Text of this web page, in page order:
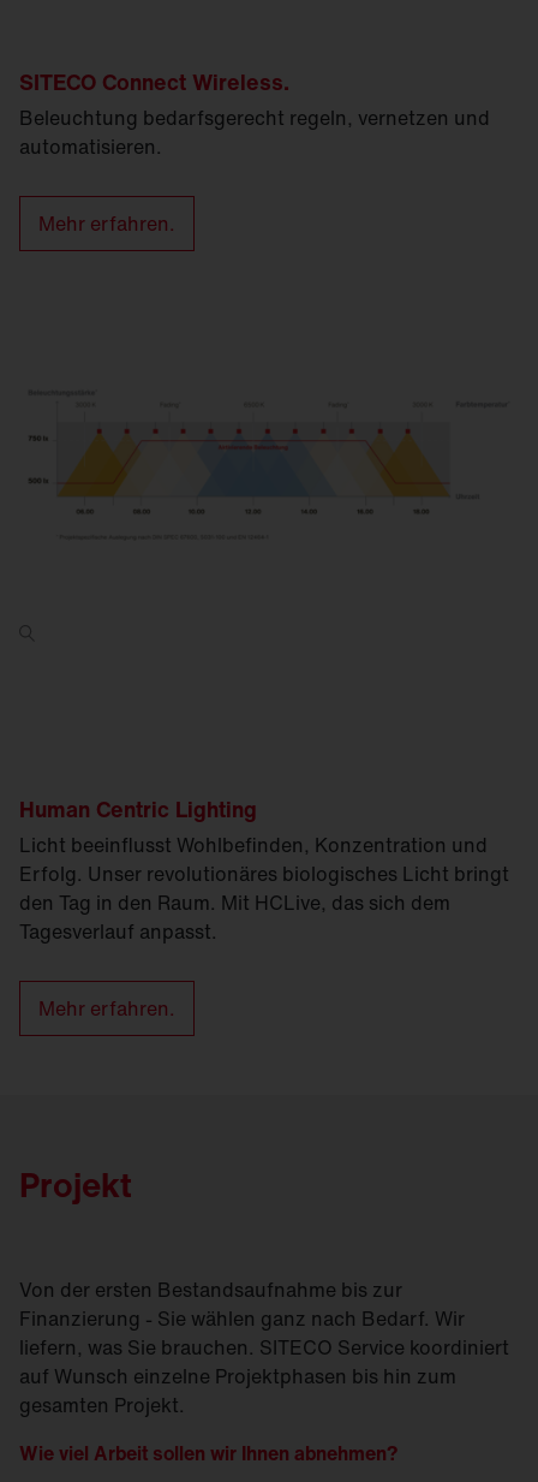
SITECO Connect Wireless.
Beleuchtung bedarfsgerecht regeln, vernetzen und
automatisieren.
Mehr erfahren.
Human Centric Lighting
Licht beeinflusst Wohlbefinden, Konzentration und
Erfolg. Unser revolutionäres biologisches Licht bringt
den Tag in den Raum. Mit HCLive, das sich dem
Tagesverlauf anpasst.
Mehr erfahren.
Projekt
Von der ersten Bestandsaufnahme bis zur
Finanzierung - Sie wählen ganz nach Bedarf. Wir
liefern, was Sie brauchen. SITECO Service koordiniert
auf Wunsch einzelne Projektphasen bis hin zum
gesamten Projekt.
Wie viel Arbeit sollen wir Ihnen abnehmen?